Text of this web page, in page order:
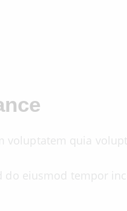
voluptatem quia
do eiusmod tempor